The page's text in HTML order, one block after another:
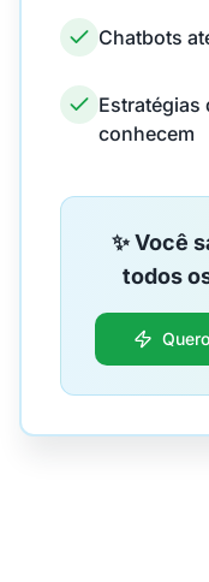
Chatbots
Estratégias
conhecem
✨ Você
todos